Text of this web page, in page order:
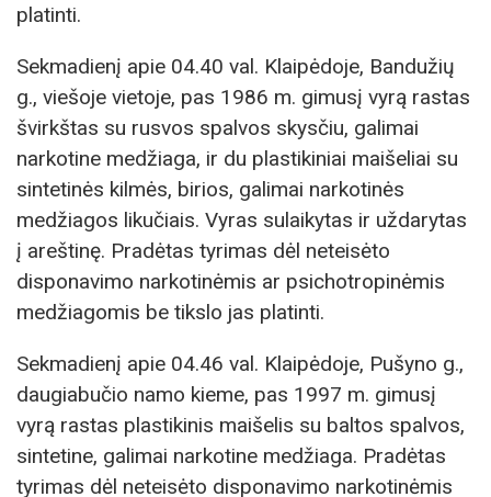
platinti.
Sekmadienį apie 04.40 val. Klaipėdoje, Bandužių
g., viešoje vietoje, pas 1986 m. gimusį vyrą rastas
švirkštas su rusvos spalvos skysčiu, galimai
narkotine medžiaga, ir du plastikiniai maišeliai su
sintetinės kilmės, birios, galimai narkotinės
medžiagos likučiais. Vyras sulaikytas ir uždarytas
į areštinę. Pradėtas tyrimas dėl neteisėto
disponavimo narkotinėmis ar psichotropinėmis
medžiagomis be tikslo jas platinti.
Sekmadienį apie 04.46 val. Klaipėdoje, Pušyno g.,
daugiabučio namo kieme, pas 1997 m. gimusį
vyrą rastas plastikinis maišelis su baltos spalvos,
sintetine, galimai narkotine medžiaga. Pradėtas
tyrimas dėl neteisėto disponavimo narkotinėmis